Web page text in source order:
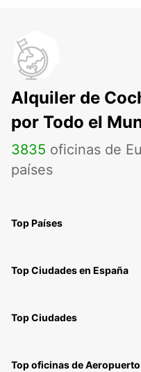
Alquiler de
por Todo el
3835 oficinas de
países
Top Países
Top Ciudades en España
Top Ciudades
Top oficinas de Aeropuerto